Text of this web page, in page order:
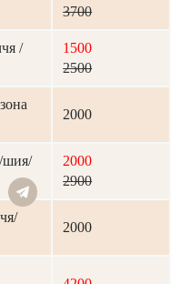
3700
/
1500
2500
2000
шия/
2000
2900
2000